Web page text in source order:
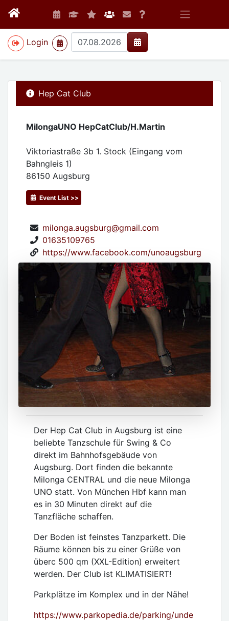
Login
>
Hep Cat Club
MilongaUNO HepCatClub/H.Martin
Viktoriastraße 3b 1. Stock (Eingang vom
Bahngleis 1)
86150 Augsburg
Event List >>
milonga.augsburg@gmail.com
01635109765
https://www.facebook.com/unoaugsburg
Der Hep Cat Club in Augsburg ist eine
beliebte Tanzschule für Swing & Co
direkt im Bahnhofsgebäude von
Augsburg. Dort finden die bekannte
Milonga CENTRAL und die neue Milonga
UNO statt. Von München Hbf kann man
es in 30 Minuten direkt auf die
Tanzfläche schaffen.
Der Boden ist feinstes Tanzparkett. Die
Räume können bis zu einer Grüße von
überc 500 qm (XXL-Edition) erweitert
werden. Der Club ist KLIMATISIERT!
Parkplätze im Komplex und in der Nähe!
https://www.parkopedia.de/parking/unde